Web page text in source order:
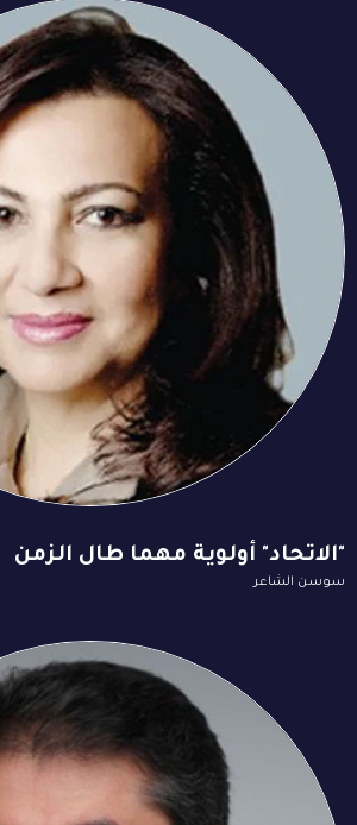
"الاتحاد" أولوية مهما طال الزمن
سوسن الشاعر